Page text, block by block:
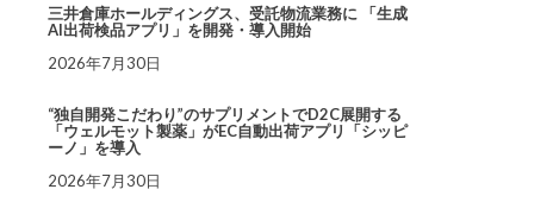
三井倉庫ホールディングス、受託物流業務に 「生成
AI出荷検品アプリ」を開発・導入開始
2026年7月30日
“独自開発こだわり”のサプリメントでD2C展開する
「ウェルモット製薬」がEC自動出荷アプリ「シッピ
ーノ」を導入
2026年7月30日